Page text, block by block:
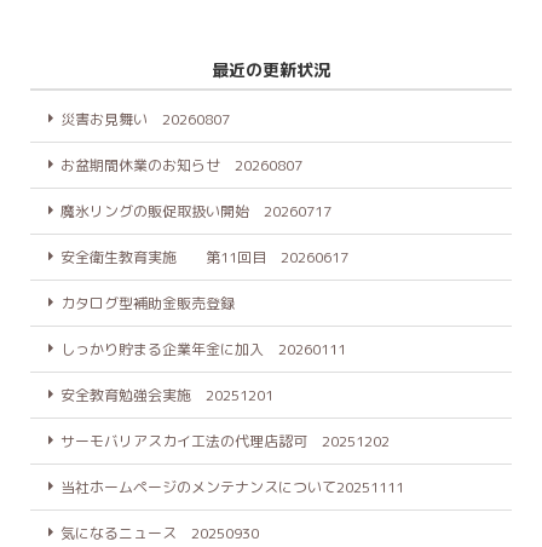
最近の更新状況
災害お見舞い 20260807
お盆期間休業のお知らせ 20260807
魔氷リングの販促取扱い開始 20260717
安全衛生教育実施 第11回目 20260617
カタログ型補助金販売登録
しっかり貯まる企業年金に加入 20260111
安全教育勉強会実施 20251201
サーモバリアスカイ工法の代理店認可 20251202
当社ホームページのメンテナンスについて20251111
気になるニュース 20250930